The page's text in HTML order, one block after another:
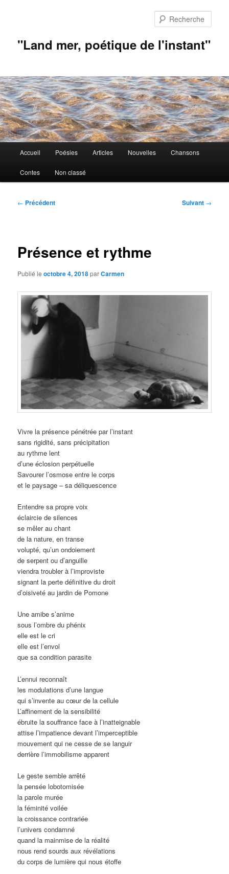
"Land mer, poétique de l'instant"
principal
Accueil Poésies Articles Nouvelles Chansons
Contes Non classé
Navigation
← Précédent Suivant →
Présence et rythme
Publié leoctobre 4, 2018parCarmen
Vivre la présence pénétrée par l’instant
sans rigidité, sans précipitation
au rythme lent
d’une éclosion perpétuelle
Savourer l’osmose entre le corps
et le paysage – sa déliquescence
Entendre sa propre voix
éclaircie de silences
se mêler au chant
de la nature, en transe
volupté, qu’un ondoiement
de serpent ou d’anguille
viendra troubler à l’improviste
signant la perte définitive du droit
d’oisiveté au jardin de Pomone
Une amibe s’anime
sous l’ombre du phénix
elle est le cri
elle est l’envol
que sa condition parasite
L’ennui reconnaît
les modulations d’une langue
qui s’invente au cœur de la cellule
L’affinement de la sensibilité
ébruite la souffrance face à l’inatteignable
attise l’impatience devant l’imperceptible
mouvement qui ne cesse de se languir
derrière l’immobilisme apparent
Le geste semble arrêté
la pensée lobotomisée
la parole murée
la féminité voilée
la croissance contrariée
l’univers condamné
quand la mainmise de la réalité
nous rend sourds aux révélations
du corps de lumière qui nous étoffe